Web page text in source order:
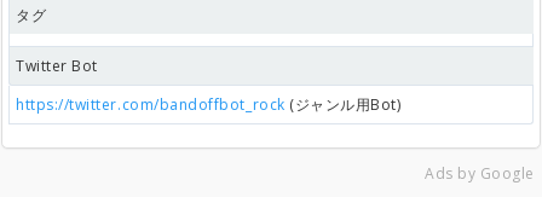
タグ
Twitter Bot
https://twitter.com/bandoffbot_rock (ジャンル用Bot)
Ads by Google